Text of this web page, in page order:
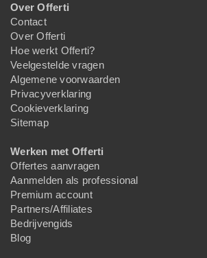
Over Offerti
Contact
Over Offerti
Hoe werkt Offerti?
Veelgestelde vragen
Algemene voorwaarden
Privacyverklaring
Cookieverklaring
Sitemap
Werken met Offerti
Offertes aanvragen
Aanmelden als professional
Premium account
Partners/Affiliates
Bedrijvengids
Blog